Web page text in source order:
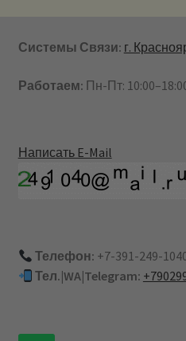
Системы Связи: г.
Работаем: Пн-Пт:
Написать E-Mail
Телефон: +7-391-249-
Тел.|WA|Telegram: